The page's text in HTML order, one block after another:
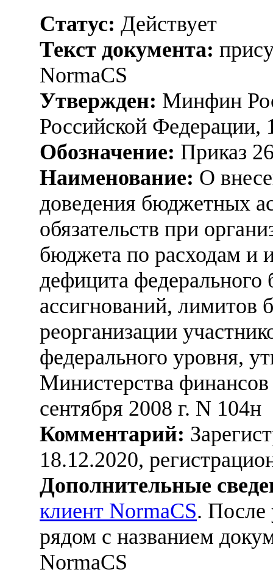
Статус: Действует
Текст документа:
NormaCS
Утвержден: Минфин
Российской Федерации,
Обозначение: Приказ
Наименование: О
доведения бюджетных
обязательств при
бюджета по расходам и
дефицита
ассигнований, лимитов
реорганизации
федерального уровня,
Министерства
сентября 2008 г. N 104н
Комментарий:
18.12.2020,
Дополнительные
клиент NormaCS. После
рядом с названием
NormaCS